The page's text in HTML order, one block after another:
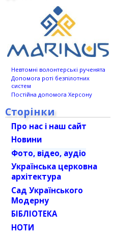
Невтомні волонтерські рученята
Допомога роті безпілотних
систем
Постійна допомога Херсону
Сторінки
Про нас і наш сайт
Новини
Фото, відео, аудіо
Українська церковна
архітектура
Сад Українського
Модерну
БІБЛІОТЕКА
НОТИ